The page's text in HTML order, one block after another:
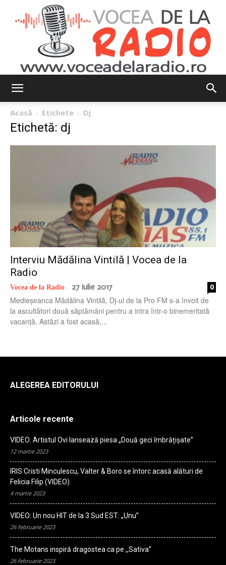
radio
Acasă Etichete Dj
Etichetă: dj
Interviu Mădălina Vintilă | Vocea de la
Radio
Vocea de la Radio - 27 iulie 2017 0
Medieșeanca Mădălina Vintilă, Dj-ul de la Pro FM s-a învoit de
la ascultători două săptămâni pentru a intra într-o binemeritată
vacanță. Astăzi a fost acasă,...
ALEGEREA EDITORULUI
Articole recente
VIDEO: Artistul Ovi lansează piesa „Două geci îmbrățișate”
12 martie 2023
IRIS Cristi Minculescu, Valter & Boro se întorc acasă alături de
Felicia Filip (VIDEO)
4 martie 2023
VIDEO: Un nou HIT de la 3 Sud EST: „Unu”
26 februarie 2023
The Motans inspiră dragostea ca pe ,,Sativa”
26 februarie 2023